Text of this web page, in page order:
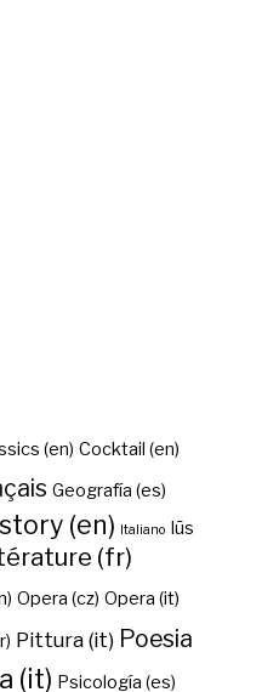
(en) Cocktail (en)
Geografía (es)
(en) Italiano Iūs
(fr)
Opera (cz) Opera (it)
Pittura (it) Poesia
(it) Psicología (es)